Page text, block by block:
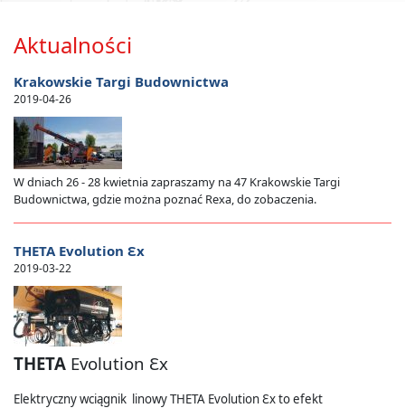
Aktualności
Krakowskie Targi Budownictwa
2019-04-26
W dniach 26 - 28 kwietnia zapraszamy na 47 Krakowskie Targi
Budownictwa, gdzie można poznać Rexa, do zobaczenia.
THETA Evolution Ɛx
2019-03-22
THETA Evolution Ɛx
Elektryczny wciągnik linowy THETA EvolutionƐxto efekt